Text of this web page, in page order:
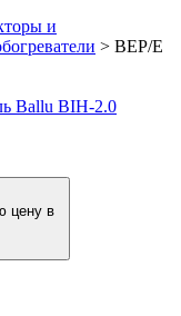
и
> BEP/E
Ballu BIH-2.0
цену в